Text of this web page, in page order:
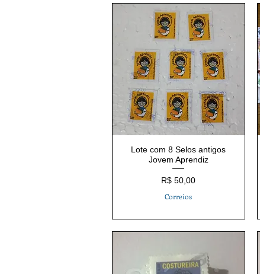
Lote com 8 Selos antigos
Jovem Aprendiz
Preço
R$ 50,00
Correios